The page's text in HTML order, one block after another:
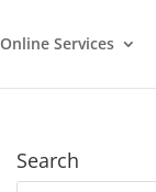
Online Services
Search